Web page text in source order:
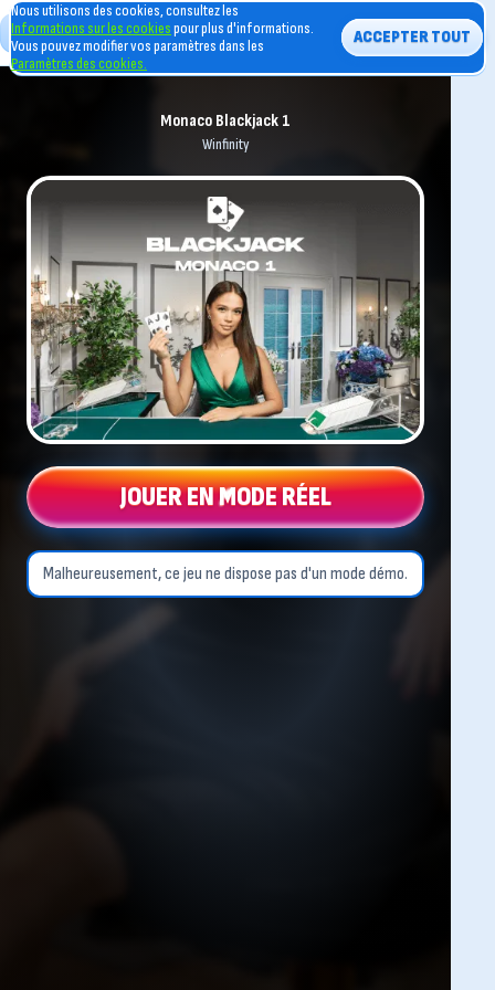
Monaco Blackjack 1
Winfinity
JOUER EN MODE RÉEL
Malheureusement, ce jeu ne dispose pas d'un mode démo.
Nous utilisons des cookies, consultez les
Informations sur les cookiespour plus d'informations.
Vous pouvez modifier vos paramètres dans les
Paramètres des cookies.
ACCEPTER TOUT